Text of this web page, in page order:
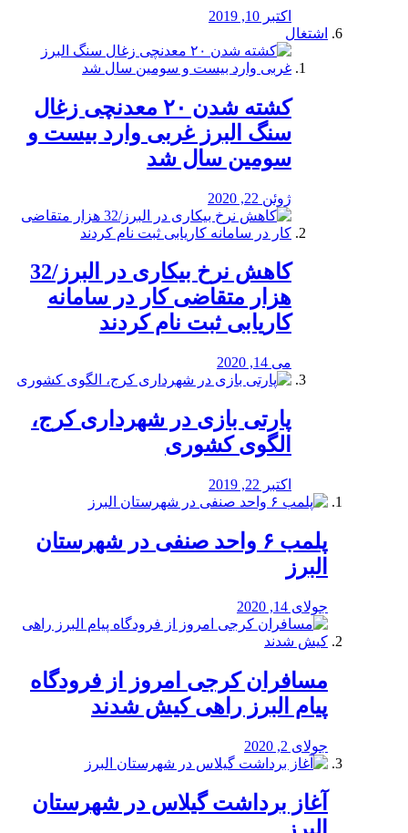
اکتبر 10, 2019
اشتغال
کشته شدن ۲۰ معدنچی زغال
سنگ البرز غربی وارد بیست و
سومین سال شد
ژوئن 22, 2020
کاهش نرخ بیکاری در البرز/32
هزار متقاضی کار در سامانه
کاریابی ثبت نام کردند
می 14, 2020
پارتی بازی در شهرداری کرج،
الگوی کشوری
اکتبر 22, 2019
پلمب ۶ واحد صنفی در شهرستان
البرز
جولای 14, 2020
مسافران کرجی امروز از فرودگاه
پیام البرز راهی کیش شدند
جولای 2, 2020
آغاز برداشت گیلاس در شهرستان
البرز